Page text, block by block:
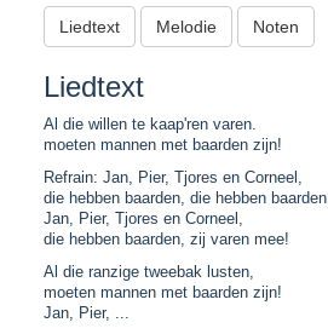
Liedtext Melodie Noten
Liedtext
Al die willen te kaap'ren varen.
moeten mannen met baarden zijn!
Refrain: Jan, Pier, Tjores en Corneel,
die hebben baarden, die hebben baarden.
Jan, Pier, Tjores en Corneel,
die hebben baarden, zij varen mee!
Al die ranzige tweebak lusten,
moeten mannen met baarden zijn!
Jan, Pier, ...